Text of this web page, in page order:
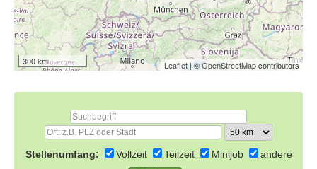
300 km Leaflet | ©OpenStreetMapcontributors
Stellenumfang: Vollzeit Teilzeit Minijob andere